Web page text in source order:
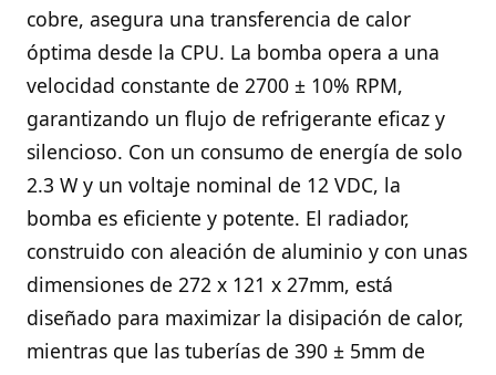
cobre, asegura una transferencia de calor
óptima desde la CPU. La bomba opera a una
velocidad constante de 2700 ± 10% RPM,
garantizando un flujo de refrigerante eficaz y
silencioso. Con un consumo de energía de solo
2.3 W y un voltaje nominal de 12 VDC, la
bomba es eficiente y potente. El radiador,
construido con aleación de aluminio y con unas
dimensiones de 272 x 121 x 27mm, está
diseñado para maximizar la disipación de calor,
mientras que las tuberías de 390 ± 5mm de